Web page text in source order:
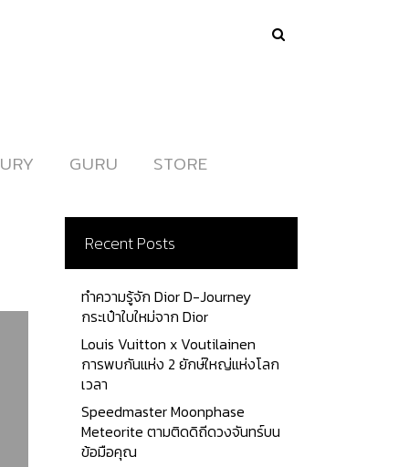
GURU
GURU STORE
STORE
Recent Posts
ทำความรู้จัก Dior D-Journey
กระเป๋าใบใหม่จาก Dior
Louis Vuitton x Voutilainen
การพบกันแห่ง 2 ยักษ์ใหญ่แห่งโลก
เวลา
Speedmaster Moonphase
Meteorite ตามติดดิถีดวงจันทร์บน
ข้อมือคุณ